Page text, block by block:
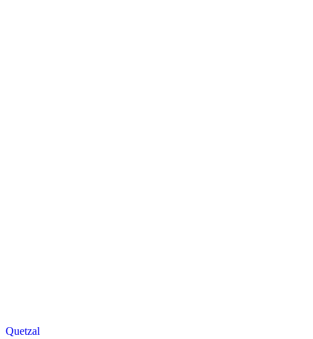
Quetzal